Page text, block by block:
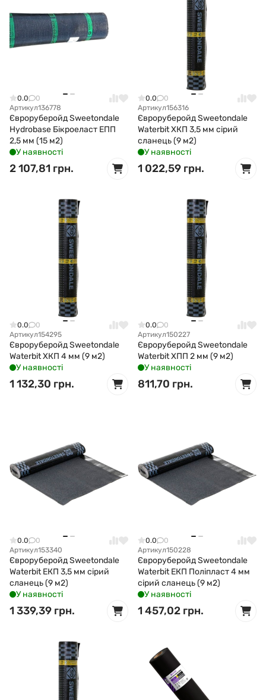
0.0
0
Артикул136778
Євроруберойд Sweetondale
Hydrobase Бікроеласт ЕПП
2,5 мм (15 м2)
У наявності
2 107,81 грн.
0.0
0
Артикул156316
Євроруберойд Sweetondale
Waterbit ХКП 3,5 мм сірий
сланець (9 м2)
У наявності
1 022,59 грн.
0.0
0
Артикул154295
Євроруберойд Sweetondale
Waterbit ХКП 4 мм (9 м2)
У наявності
1 132,30 грн.
0.0
0
Артикул150227
Євроруберойд Sweetondale
Waterbit ХПП 2 мм (9 м2)
У наявності
811,70 грн.
0.0
0
Артикул153340
Євроруберойд Sweetondale
Waterbit ЕКП 3,5 мм сірий
сланець (9 м2)
У наявності
1 339,39 грн.
0.0
0
Артикул150228
Євроруберойд Sweetondale
Waterbit ЕКП Поліпласт 4 мм
сірий сланець (9 м2)
У наявності
1 457,02 грн.